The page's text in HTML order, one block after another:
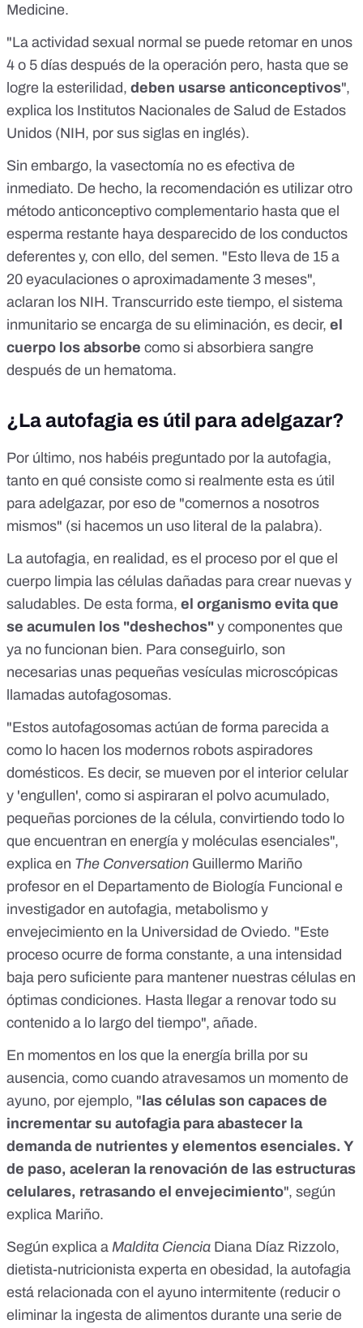
Medicine.
"La actividad sexual normal se puede retomar en unos
4 o 5 días después de la operación pero, hasta que se
logre la esterilidad, deben usarse anticonceptivos",
explica los Institutos Nacionales de Salud de Estados
Unidos (NIH, por sus siglas en inglés).
Sin embargo, la vasectomía no es efectiva de
inmediato. De hecho, la recomendación es utilizar otro
método anticonceptivo complementario hasta que el
esperma restante haya desparecido de los conductos
deferentes y, con ello, del semen. "Esto lleva de 15 a
20 eyaculaciones o aproximadamente 3 meses",
aclaran los NIH. Transcurrido este tiempo, el sistema
inmunitario se encarga de su eliminación, es decir, el
cuerpo los absorbe como si absorbiera sangre
después de un hematoma.
¿La autofagia es útil para adelgazar?
Por último, nos habéis preguntado por la autofagia,
tanto en qué consiste como si realmente esta es útil
para adelgazar, por eso de "comernos a nosotros
mismos" (si hacemos un uso literal de la palabra).
La autofagia, en realidad, es el proceso por el que el
cuerpo limpia las células dañadas para crear nuevas y
saludables. De esta forma, el organismo evita que
se acumulen los "deshechos" y componentes que
ya no funcionan bien. Para conseguirlo, son
necesarias unas pequeñas vesículas microscópicas
llamadas autofagosomas.
"Estos autofagosomas actúan de forma parecida a
como lo hacen los modernos robots aspiradores
domésticos. Es decir, se mueven por el interior celular
y 'engullen', como si aspiraran el polvo acumulado,
pequeñas porciones de la célula, convirtiendo todo lo
que encuentran en energía y moléculas esenciales",
explica en The Conversation Guillermo Mariño
profesor en el Departamento de Biología Funcional e
investigador en autofagia, metabolismo y
envejecimiento en la Universidad de Oviedo. "Este
proceso ocurre de forma constante, a una intensidad
baja pero suficiente para mantener nuestras células en
óptimas condiciones. Hasta llegar a renovar todo su
contenido a lo largo del tiempo", añade.
En momentos en los que la energía brilla por su
ausencia, como cuando atravesamos un momento de
ayuno, por ejemplo, "las células son capaces de
incrementar su autofagia para abastecer la
demanda de nutrientes y elementos esenciales. Y
de paso, aceleran la renovación de las estructuras
celulares, retrasando el envejecimiento", según
explica Mariño.
Según explica a Maldita Ciencia Diana Díaz Rizzolo,
dietista-nutricionista experta en obesidad, la autofagia
está relacionada con el ayuno intermitente (reducir o
eliminar la ingesta de alimentos durante una serie de